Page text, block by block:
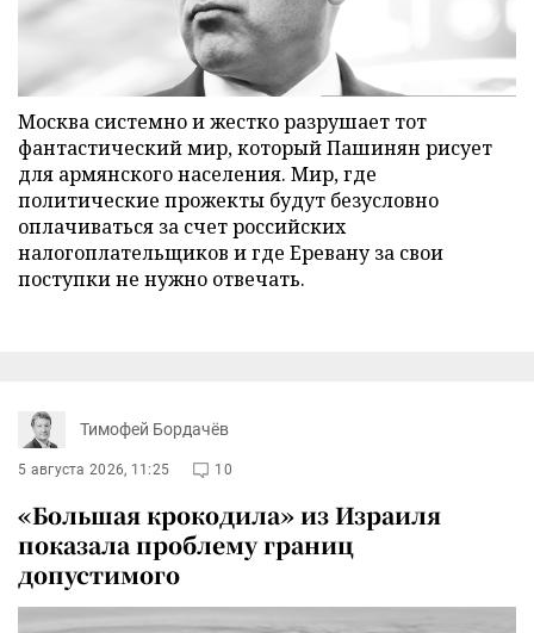
Москва системно и жестко разрушает тот
фантастический мир, который Пашинян рисует
для армянского населения. Мир, где
политические прожекты будут безусловно
оплачиваться за счет российских
налогоплательщиков и где Еревану за свои
поступки не нужно отвечать.
Тимофей Бордачёв
5 августа 2026, 11:25 10
«Большая крокодила» из Израиля
показала проблему границ
допустимого